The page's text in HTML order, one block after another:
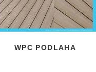
WPC PODLAHA